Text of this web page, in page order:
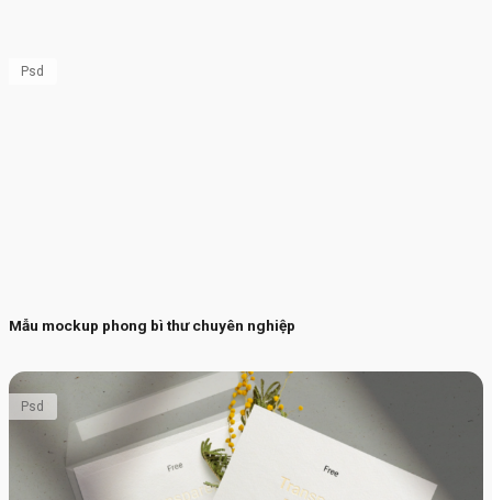
Mẫu mockup phong bì thư chuyên nghiệp
Psd
Psd